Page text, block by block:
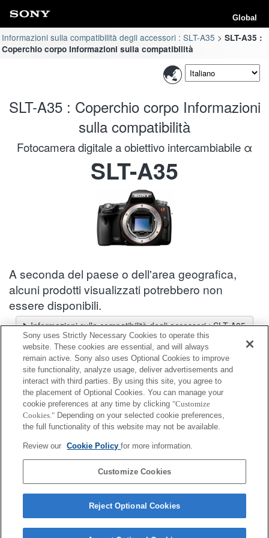
Global
Informazioni sulla compatibilità degli accessori : SLT-A35
SLT-A35 :
Coperchio corpo Informazioni sulla compatibilità
SLT-A35 : Coperchio corpo Informazioni
sulla compatibilità
Fotocamera digitale a obiettivo intercambiabile α
SLT-A35
A seconda del paese o dell'area geografica,
alcuni prodotti visualizzati potrebbero non
essere disponibili.
Informazioni sulla compatibilità degli accessori : SLT-A35
Selettore obiettivi
Seleziona un obiettivo consigliato per le foto che desideri scattare
Coperchio corpo
Completamente compatibile
Sony uses Strictly Necessary Cookies to operate this
website. These cookies are essential, and will always
remain active. Sony also uses Optional Cookies to improve
site functionality, analyze usage, deliver advertisements and
interact with third parties. By using this site, you agree to
the placement of Optional Cookies. You can manage your
cookie preferences at any time by clicking "Customize
Cookies." Depending on your selected cookie preferences,
the full functionality of this website may not be available.
Review our Cookie Policyfor more information.
Customize Cookies
Reject Optional Cookies